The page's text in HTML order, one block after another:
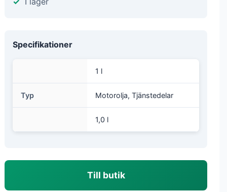
Specifikationer
1 l
Typ Motorolja, Tjänstedelar
1,0 l
Till butik